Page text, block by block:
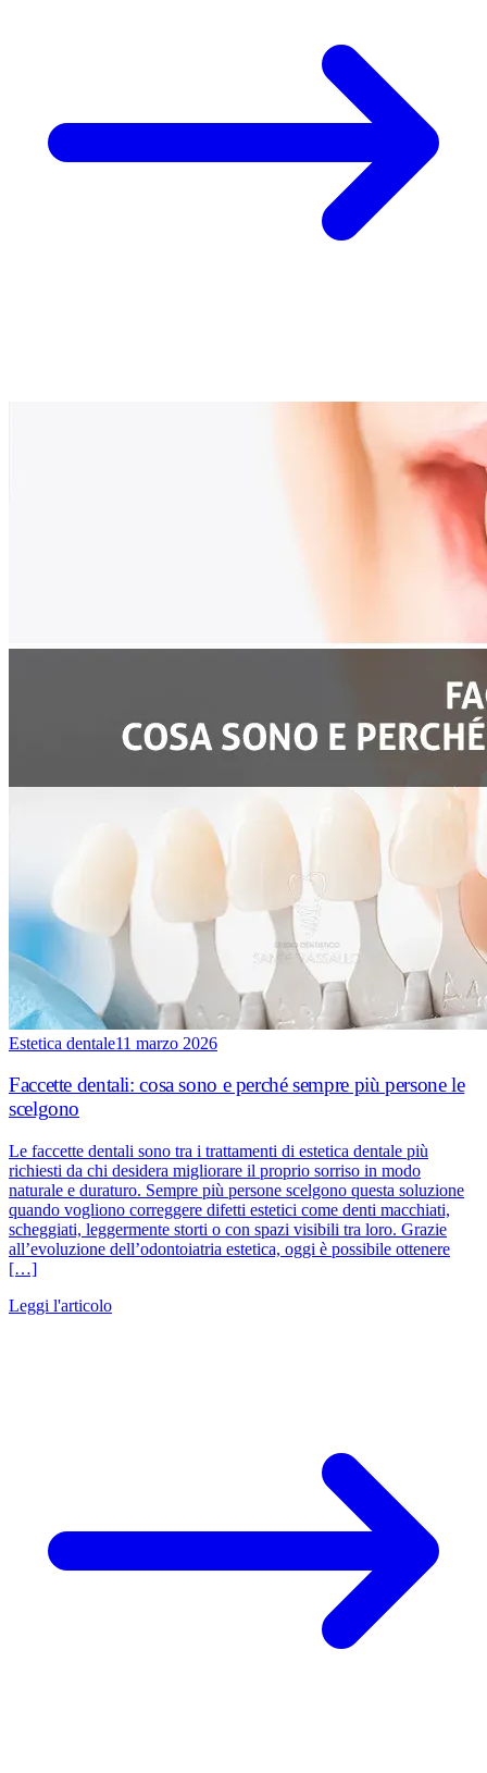
Estetica dentale11 marzo 2026
Faccette dentali: cosa sono e perché sempre più persone le
scelgono
Le faccette dentali sono tra i trattamenti di estetica dentale più
richiesti da chi desidera migliorare il proprio sorriso in modo
naturale e duraturo. Sempre più persone scelgono questa soluzione
quando vogliono correggere difetti estetici come denti macchiati,
scheggiati, leggermente storti o con spazi visibili tra loro. Grazie
all’evoluzione dell’odontoiatria estetica, oggi è possibile ottenere
[…]
Leggi l'articolo